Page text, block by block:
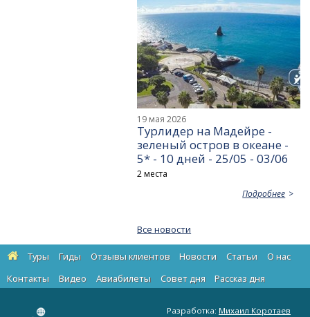
19 мая 2026
Турлидер на Мадейре -
зеленый остров в океане -
5* - 10 дней - 25/05 - 03/06
2 места
Подробнее
Все новости
Туры Гиды Отзывы клиентов Новости Статьи
О нас
Контакты
Видео Авиабилеты Cовет дня Рассказ дня
Разработка: Михаил Коротаев